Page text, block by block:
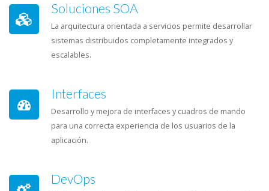
Soluciones SOA
La arquitectura orientada a servicios permite desarrollar
sistemas distribuidos completamente integrados y
escalables.
Interfaces
Desarrollo y mejora de interfaces y cuadros de mando
para una correcta experiencia de los usuarios de la
aplicación.
DevOps